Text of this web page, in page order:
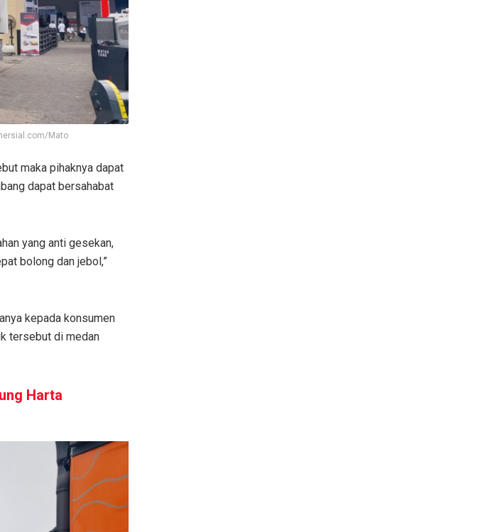
Mato
maka pihaknya dapat
dapat bersahabat
yang anti gesekan,
bolong dan jebol,”
kepada konsumen
tersebut di medan
Harta